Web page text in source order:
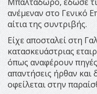
ανέμεναν στο Γενικό
αίτια της συντριβής.
Είχε αποσταλεί στη
κατασκευάστριας
όπως αναφέρουν
απαντήσεις ήρθαν
οφείλεται στην